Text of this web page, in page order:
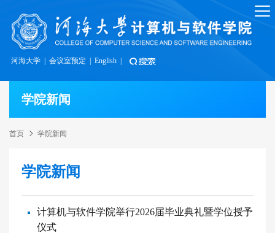
河海大学 会议室预定 English
学院新闻
首页 学院新闻
学院新闻
计算机与软件学院举行2026届毕业典礼暨学位授予
仪式